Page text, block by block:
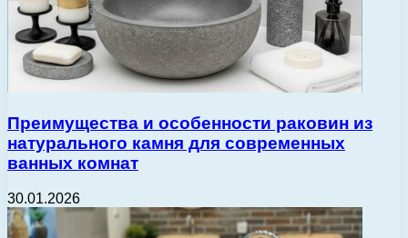
Преимущества и особенности раковин из
натурального камня для современных
ванных комнат
30.01.2026